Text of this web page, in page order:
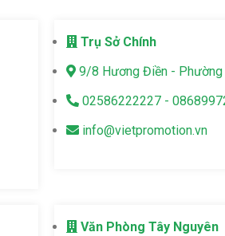
Trụ Sở Chính
9/8 Hương Điền - Phường
02586222227 -
info@vietpromotion.vn
Văn Phòng Tây Nguyên